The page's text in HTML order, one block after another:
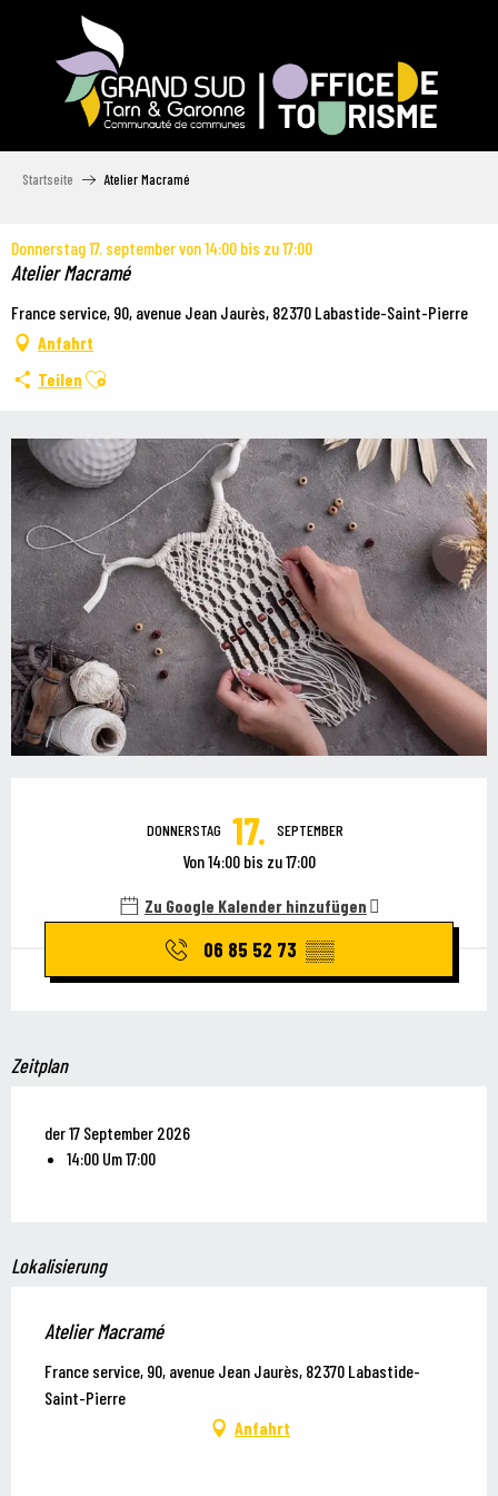
Startseite Atelier Macramé
Donnerstag 17. september von 14:00 bis zu 17:00
Atelier Macramé
France service, 90, avenue Jean Jaurès, 82370 Labastide-Saint-Pierre
Anfahrt
Teilen Ajouter aux favoris
DONNERSTAG 17. SEPTEMBER
Von 14:00 bis zu 17:00
Zu Google Kalender hinzufügen
06 85 52 73 ▒▒
Zeitplan
der 17 September 2026
14:00 Um 17:00
Lokalisierung
Atelier Macramé
France service, 90, avenue Jean Jaurès, 82370 Labastide-
Saint-Pierre
Anfahrt